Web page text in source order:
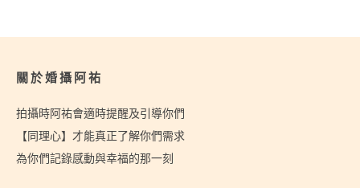
關於婚攝阿祐
拍攝時阿祐會適時提醒及引導你們
【同理心】才能真正了解你們需求
為你們記錄感動與幸福的那一刻